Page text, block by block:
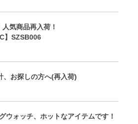
人気商品再入荷！
】SZSB006
、お探しの方へ(再入荷)
ウォッチ、ホットなアイテムです！